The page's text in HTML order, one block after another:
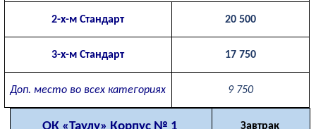
2-х-м Стандарт 20 500
3-х-м Стандарт 17 750
Доп. место во всех категориях 9 750
ОК «Таулу» Корпус № 1
Завтрак